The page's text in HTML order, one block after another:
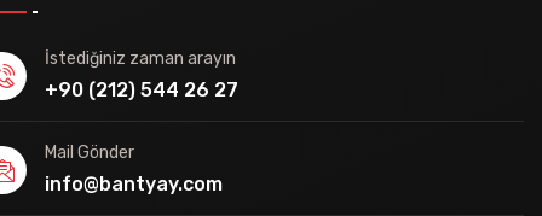
İstediğiniz zaman arayın
+90 (212) 544 26 27
Mail Gönder
info@bantyay.com